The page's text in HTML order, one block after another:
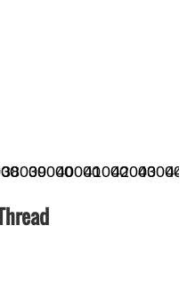
380003900040000410004200043000